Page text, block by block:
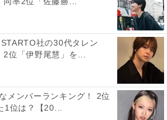
駅まで1本で往来可能ですが、各
ないため、早く到着するためには、
どに乗り換えが必要です。駅周辺
パー、飲食店などがあるものの、住
設は多くありません。そのぶん静
にはおすすめの駅となっています。
社の30代タレン
2位「伊野尾慧」を...
メンバーランキング！ 2位
1位は？【20...